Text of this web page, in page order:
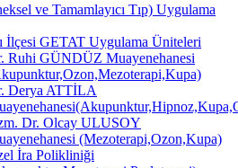
ve Tamamlayıcı Tıp) Uygulama
İlçesi GETAT Uygulama Üniteleri
Ruhi GÜNDÜZ Muayenehanesi
Derya ATTİLA
Dr. Olcay ULUSOY
(Mezoterapi,Ozon,Kupa)
İra Polikliniği